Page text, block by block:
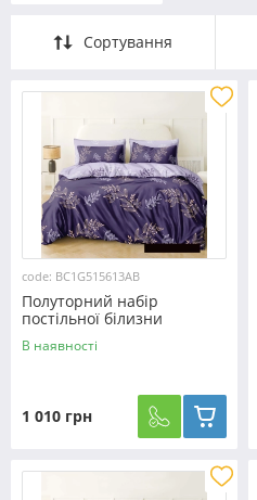
Сортування
code: BC1G515613АВ
Полуторний набір
постільної білизни
150*220 із Бязі "Gold"
№515613АВ Черешенька™
В наявності
1 010 грн